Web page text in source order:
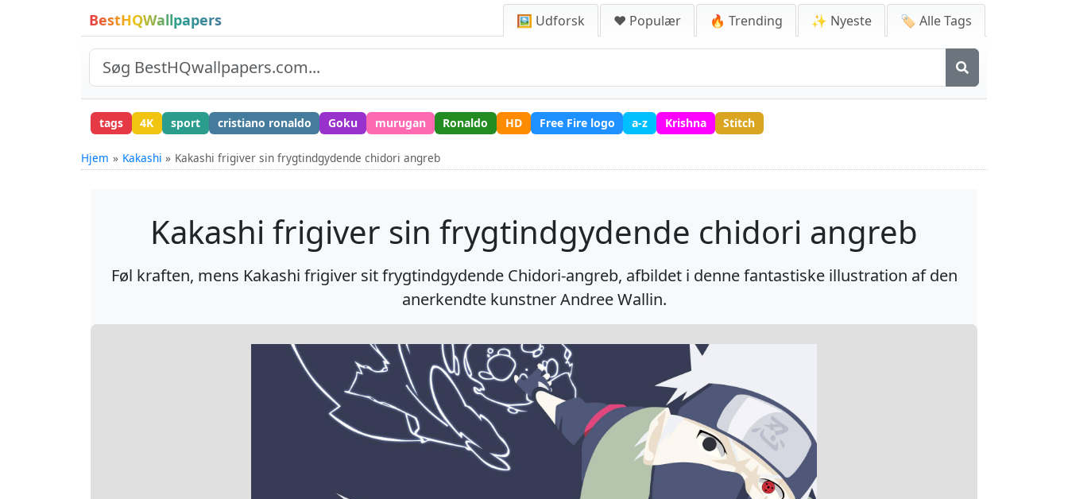
BestHQWallpapers 🖼️ Udforsk ❤️ Populær 🔥 Trending ✨ Nyeste 🏷️ Alle Tags
tags 4K sport cristiano ronaldo Goku murugan Ronaldo HD Free Fire logo a-z Krishna Stitch
Hjem Kakashi Kakashi frigiver sin frygtindgydende chidori angreb
Kakashi frigiver sin frygtindgydende chidori angreb
Føl kraften, mens Kakashi frigiver sit frygtindgydende Chidori-angreb, afbildet i denne fantastiske illustration af den
anerkendte kunstner Andree Wallin.